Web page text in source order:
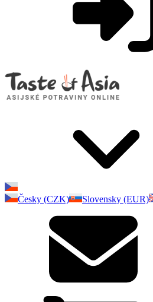
Česky (CZK)
Slovensky (EUR)